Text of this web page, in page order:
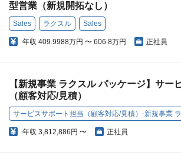
型営業（新規開拓なし）
Sales ラクスル Sales
年収 409.9988万円 〜 606.8万円 正社員
【新規事業 ラクスル パッケージ】サー
（顧客対応/見積）
サービスサポート担当（顧客対応/見積）-新規事業
年収 3,812,886円 〜 正社員